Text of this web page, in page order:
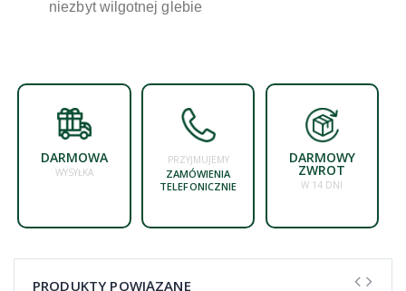
niezbyt wilgotnej glebie
DARMOWA
WYSYŁKA
PRZYJMUJEMY
ZAMÓWIENIA
TELEFONICZNIE
DARMOWY
ZWROT
W 14 DNI
PRODUKTY POWIĄZANE